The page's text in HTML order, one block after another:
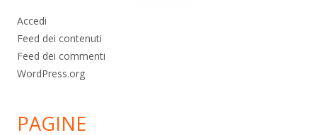
Accedi
Feed dei contenuti
Feed dei commenti
WordPress.org
PAGINE